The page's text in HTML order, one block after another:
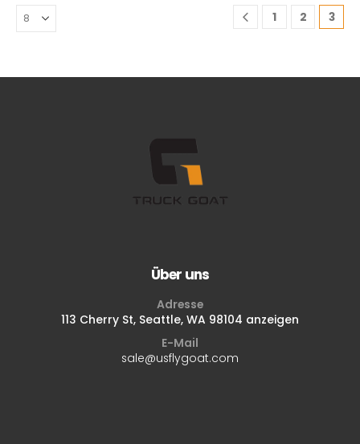
1 2 3
Über uns
Adresse
113 Cherry St, Seattle, WA 98104 anzeigen
E-Mail
sale@usflygoat.com